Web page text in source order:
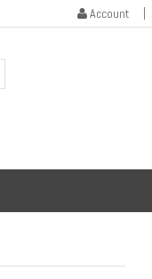
Account